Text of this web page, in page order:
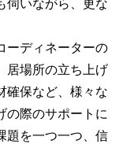
ーディネーターの
居場所の立ち上げ
確保など、様々な
の際のサポートに
題を一つ一つ、信